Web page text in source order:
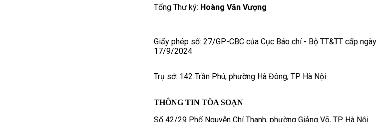
Tổng Thư ký: Hoàng Văn Vượng
Giấy phép số: 27/GP-CBC của Cục Báo chí - Bộ TT&TT cấp ngày
17/9/2024
Trụ sở: 142 Trần Phú, phường Hà Đông, TP Hà Nội
THÔNG TIN TÒA SOẠN
Số 42/29 Phố Nguyễn Chí Thanh, phường Giảng Võ, TP. Hà Nội